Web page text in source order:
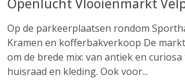
Openlucht Vlooienmarkt
Op de parkeerplaatsen rondom
Kramen en kofferbakverkoop De
om de brede mix: van antiek en
huisraad en kleding. Ook voor...